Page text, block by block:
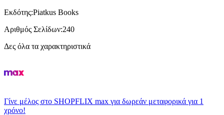
Εκδότης:Piatkus Books
Αριθμός Σελίδων:240
Δες όλα τα χαρακτηριστικά
Γίνε μέλος στο SHOPFLIX max για δωρεάν μεταφορικά για 1
χρόνο!